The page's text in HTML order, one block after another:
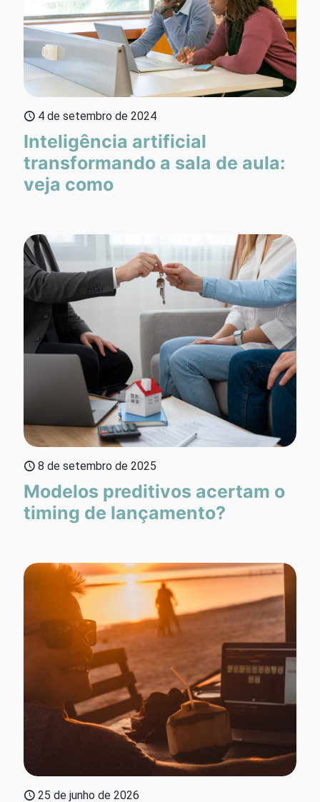
4 de setembro de 2024
Inteligência artificial
transformando a sala de aula:
veja como
8 de setembro de 2025
Modelos preditivos acertam o
timing de lançamento?
25 de junho de 2026